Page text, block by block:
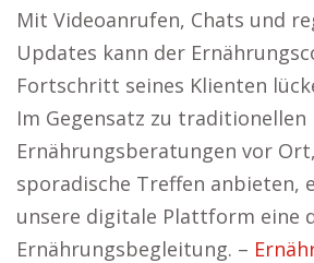
Mit Videoanrufen, Chats und
Updates kann der
Fortschritt seines Klienten
Im Gegensatz zu traditionellen
Ernährungsberatungen vor
sporadische Treffen anbieten,
unsere digitale Plattform eine
Ernährungsbegleitung. –